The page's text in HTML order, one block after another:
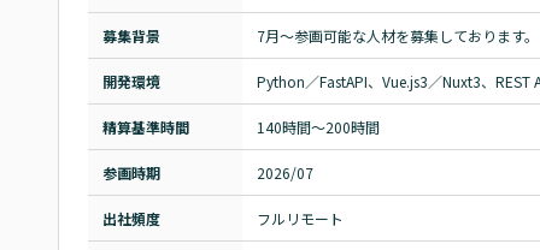
募集背景 7月～参画可能な人材を募集しております。
開発環境 Python／FastAPI、Vue.js3／Nuxt3、REST
精算基準時間 140時間〜200時間
参画時期 2026/07
出社頻度 フルリモート